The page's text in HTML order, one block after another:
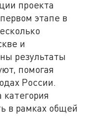
проекта
этапе в
и
результаты
помогая
России.
в рамках общей